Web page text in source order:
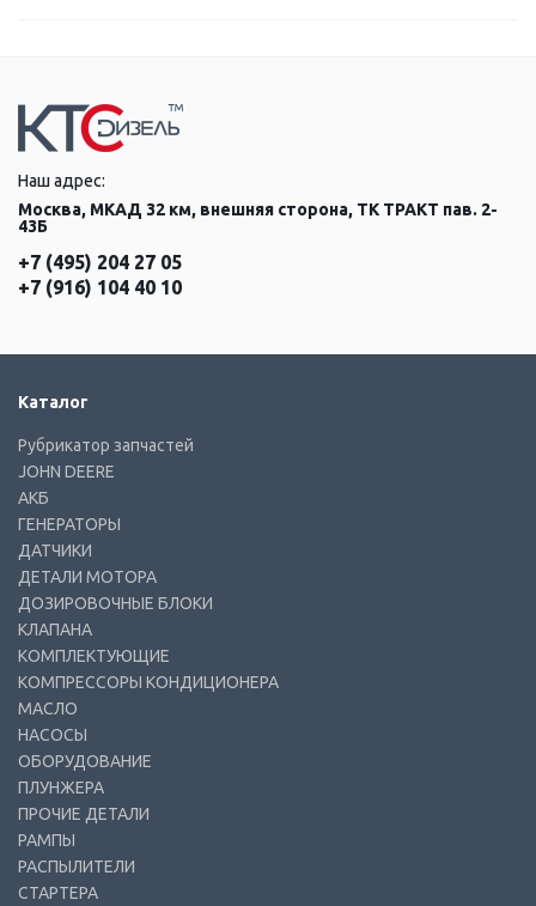
Наш адрес:
Москва, МКАД 32 км, внешняя сторона, ТК ТРАКТ пав. 2-
43Б
+7 (495) 204 27 05
+7 (916) 104 40 10
Каталог
Рубрикатор запчастей
JOHN DEERE
АКБ
ГЕНЕРАТОРЫ
ДАТЧИКИ
ДЕТАЛИ МОТОРА
ДОЗИРОВОЧНЫЕ БЛОКИ
КЛАПАНА
КОМПЛЕКТУЮЩИЕ
КОМПРЕССОРЫ КОНДИЦИОНЕРА
МАСЛО
НАСОСЫ
ОБОРУДОВАНИЕ
ПЛУНЖЕРА
ПРОЧИЕ ДЕТАЛИ
РАМПЫ
РАСПЫЛИТЕЛИ
СТАРТЕРА